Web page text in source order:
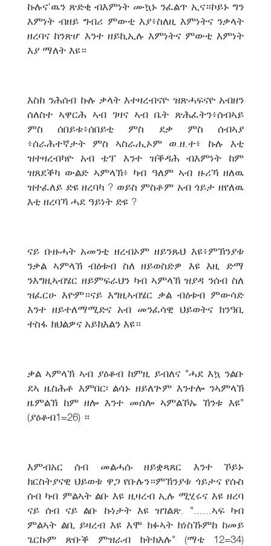
ኩሉና'ዉን ጽድቂ ብእምነት ሙኳኑ ንፈልጥ ኢና።ኮይኑ ግን
እምነት ብዘይ ግብሪ ምውቲ እያ፥ስለዚ እምነትና ንቃላት
ዘረባና ከንጽሆ እንተ ዘይኪኢሉ እምነትና ምውቲ እምነት
እያ ማለት እዩ።
እስከ ንሕሰብ ኩሉ ቃላት እተዛረብናዮ ዝጽሓፍናዮ አብዘን
ሰለስተ ኣዋርሕ ኣብ ገዛና ኣብ ቤት ጽሕፈትን፥ሰብኣይ
ምስ ሰበይቱ፥ሰበይቲ ምስ ደቃ ምስ ሰብኣያ
፥ሰራሕተኛታት ምስ ኣስራሒኦም ወ.ዘ.ተ፥ ኩሉ እቲ
ዝተዛረብካዮ አብ ቴፕ እንተ ዝቕዳሕ ብእምነት ከም
ዝጸደቕካ ውልድ ኣምላኽ፥ ካብ ዓለም ኣብ ዙሪኻ ዘለዉ
ዝተፈለይ ድዩ ዘረባካ ? ወይስ ምስቶም አብ ጎይታ ዘየለዉ
እቲ ዘረባኻ ሓደ ዓይነት ድዩ ?
ናይ ቡዙሓት አመንቲ ዘረብኦም ዘይንጹህ እዩ፥ምኽንያቱ
ንቃል ኣምላኽ ብዕቱብ ስለ ዘይወስድዎ እዩ እዚ ድማ
ንእግዚኣብሄር ዘይምፍራህን ካብ ኣምላኽ ዝያዳ ንሰብ ስለ
ዝፈርሁ እዮም።ናይ እግዚኣብሄር ቃል ብዕቱብ ምውሳድ
እንተ ዘይተለማሚድና አብ መንፈሳዊ ህይወትና ክንዓቢ
ተስፋ ክህልዎና አይክእልን እዩ።
ቃል ኣምላኽ ኣብ ያዕቆብ ከምዚ ይብለና "ሓደ እኳ ንልቡ
ደኣ ዜስሕቶ እምበር፡ ልሳኑ ዘይለጕም እንተሎ ንኣምላኽ
ዜምልኽ ከም ዘሎ እንተ መሰሎ ኣምልኾኡ ኸንቱ እዩ"
(ያዕቆብ1=26) ።
እምብአር ሰብ መልሓሱ ዘይቋጻጸር እንተ ኾይኑ
ክርስትያናዊ ህይወቱ ዋጋ የቡሉን።ምኽንያቱ ጎይታና የሱስ
ሰብ ካብ ምልኣት ልቡ እዩ ዚዛረብ ኢሉ ሚሂሩና እዩ ዘረባ
ናይ ሰብ ናይ ልቡ ኩነታት እዩ ዝገልጽ. "......ኣፍ ካብ
ምልኣት ልቢ ይዛረብ እዩ እሞ ክፉኣት ክነስኹምከ ከመይ
ጌርኩም ጽቡቕ ምዝራብ ክትክእሉ" (ማቴ 12=34)